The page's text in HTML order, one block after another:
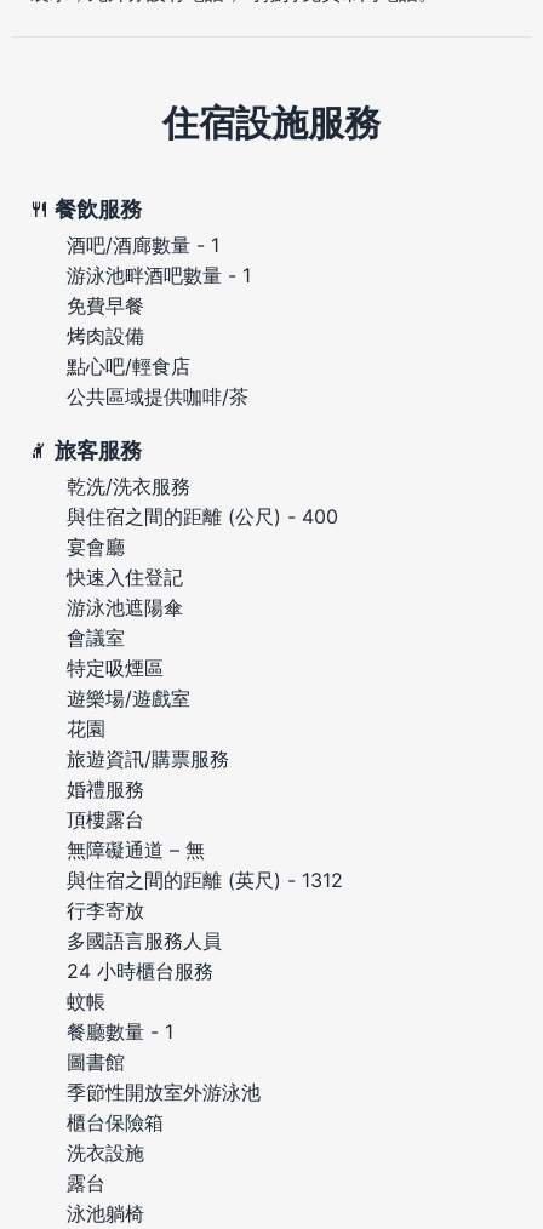
住宿設施服務
餐飲服務
酒吧/酒廊數量 - 1
游泳池畔酒吧數量 - 1
免費早餐
烤肉設備
點心吧/輕食店
公共區域提供咖啡/茶
旅客服務
乾洗/洗衣服務
與住宿之間的距離 (公尺) - 400
宴會廳
快速入住登記
游泳池遮陽傘
會議室
特定吸煙區
遊樂場/遊戲室
花園
旅遊資訊/購票服務
婚禮服務
頂樓露台
無障礙通道 – 無
與住宿之間的距離 (英尺) - 1312
行李寄放
多國語言服務人員
24 小時櫃台服務
蚊帳
餐廳數量 - 1
圖書館
季節性開放室外游泳池
櫃台保險箱
洗衣設施
露台
泳池躺椅